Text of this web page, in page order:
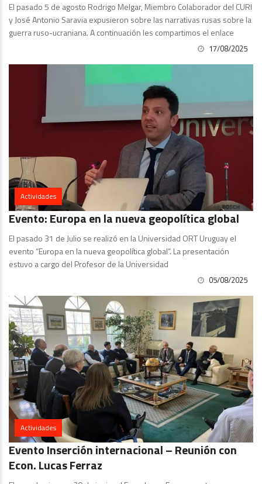
El pasado 5 de agosto Rodrigo Melgar, Miembro Colaborador del CURI
y José Antonio Saravia expusieron sobre las narrativas rusas sobre la
guerra ruso-ucraniana. A continuación les compartimos el enlace
17/08/2025
Actividades
Evento: Europa en la nueva geopolítica global
El pasado 31 de Julio se realizó en la Universidad ORT Uruguay el
evento “Europa en la nueva geopolítica global”. La presentación
estuvo a cargo del Profesor de la Universidad
05/08/2025
Actividades
Evento Inserción internacional – Reunión con
Econ. Lucas Ferraz